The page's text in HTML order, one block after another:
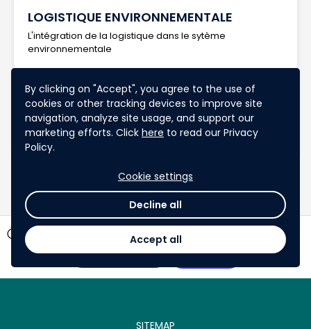
By clicking on "Accept", you agree to the use of
cookies or other tracking devices to improve site
navigation, analyze site usage, and support our
marketing efforts. Click here to read our Privacy
Policy.
Cookie settings
Decline all
Accept all
LOGISTIQUE ENVIRONNEMENTALE
L'intégration de la logistique dans le sytème
environnementale
favorite 0 Like comment 0 comment
2 ...
timer
146 days left
View votes
Apply
SITEMAP